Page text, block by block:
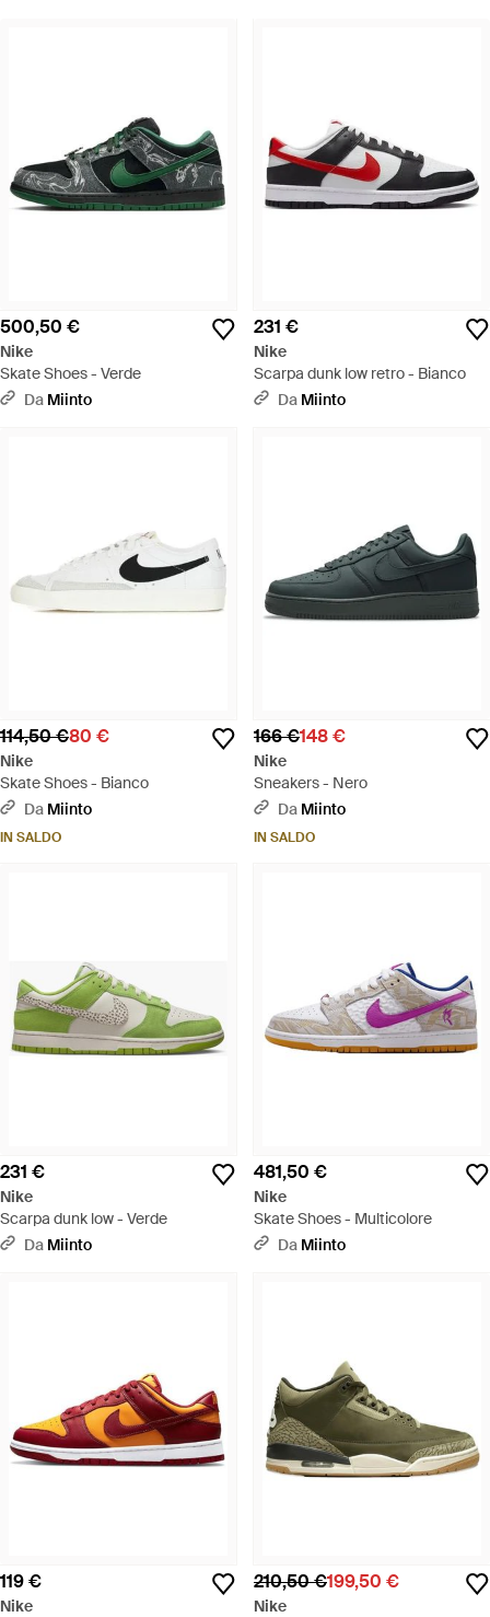
500,50 €
Nike
Skate Shoes - Verde
Da Miinto
231 €
Nike
Scarpa dunk low retro - Bianco
Da Miinto
114,50 €80 €
Nike
Skate Shoes - Bianco
Da Miinto
IN SALDO
166 €148 €
Nike
Sneakers - Nero
Da Miinto
IN SALDO
231 €
Nike
Scarpa dunk low - Verde
Da Miinto
481,50 €
Nike
Skate Shoes - Multicolore
Da Miinto
119 €
Nike
210,50 €199,50 €
Nike